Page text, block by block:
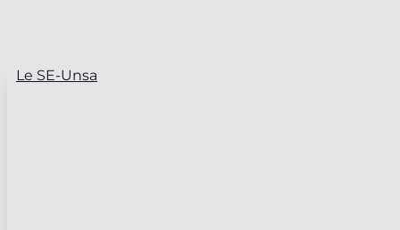
Le SE-Unsa